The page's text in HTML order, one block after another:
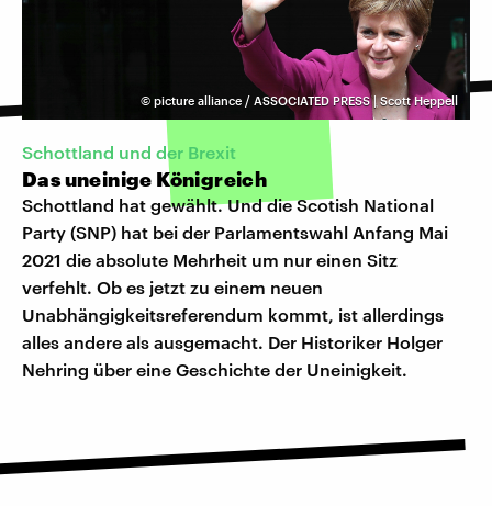
© picture alliance / ASSOCIATED PRESS | Scott Heppell
Schottland und der Brexit
Das uneinige Königreich
Schottland hat gewählt. Und die Scotish National
Party (SNP) hat bei der Parlamentswahl Anfang Mai
2021 die absolute Mehrheit um nur einen Sitz
verfehlt. Ob es jetzt zu einem neuen
Unabhängigkeitsreferendum kommt, ist allerdings
alles andere als ausgemacht. Der Historiker Holger
Nehring über eine Geschichte der Uneinigkeit.